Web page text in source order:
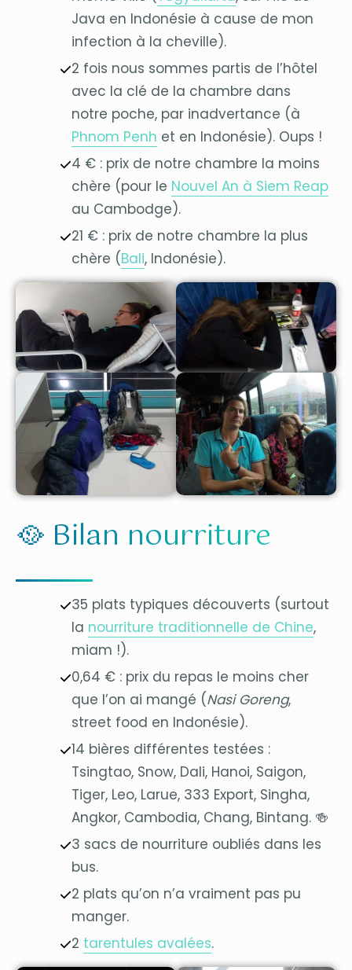
Java en Indonésie à cause de mon
infection à la cheville).
2 fois nous sommes partis de l’hôtel
avec la clé de la chambre dans
notre poche, par inadvertance (à
Phnom Penh et en Indonésie). Oups !
4 € : prix de notre chambre la moins
chère (pour le Nouvel An à Siem Reap
au Cambodge).
21 € : prix de notre chambre la plus
chère (Bali, Indonésie).
🥘 Bilan nourriture
35 plats typiques découverts (surtout
la nourriture traditionnelle de Chine,
miam !).
0,64 € : prix du repas le moins cher
que l’on ai mangé (Nasi Goreng,
street food en Indonésie).
14 bières différentes testées :
Tsingtao, Snow, Dali, Hanoi, Saigon,
Tiger, Leo, Larue, 333 Export, Singha,
Angkor, Cambodia, Chang, Bintang. 🍻
3 sacs de nourriture oubliés dans les
bus.
2 plats qu’on n’a vraiment pas pu
manger.
2 tarentules avalées.